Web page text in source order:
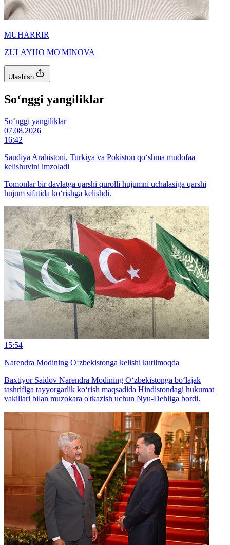
MUHARRIR
ZULAYHO MO'MINOVA
Ulashish
So‘nggi yangiliklar
So‘nggi yangiliklar
07.08.2026
16:42
Saudiya Arabistoni, Turkiya va Pokiston qo‘shma mudofaa
kelishuvini imzoladi
Tomonlar bir davlatga qarshi qurolli hujumni uchalasiga qarshi
hujum sifatida ko‘rishga kelishdi.
15:54
Narendra Modining O‘zbekistonga kelishi kutilmoqda
Baxtiyor Saidov Narendra Modining O‘zbekistonga bo‘lajak
tashrifiga tayyorgarlik ko‘rish maqsadida Hindistondagi hukumat
vakillari bilan muzokara o'tkazish uchun Nyu-Dehliga bordi.